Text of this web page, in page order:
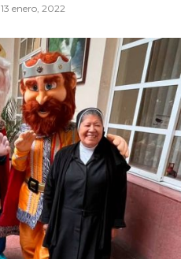
13 enero, 2022